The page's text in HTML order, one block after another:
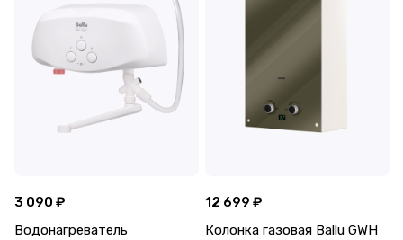
3 090 ₽
Водонагреватель
12 699 ₽
Колонка газовая Ballu GWH